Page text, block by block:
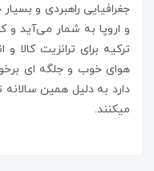
جغرافیایی راهبردی و
و اروپا به شمار می‌آید و
ترکیه برای ترانزیت کالا
هوای خوب و جلگه ای
دارد به دلیل همین
میکنند.